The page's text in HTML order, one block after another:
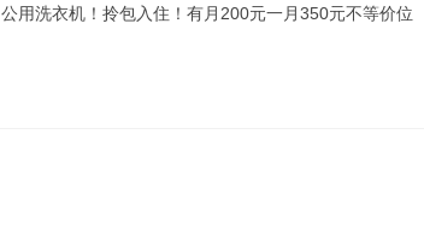
公用洗衣机！拎包入住！有月200元一月350元不等价位